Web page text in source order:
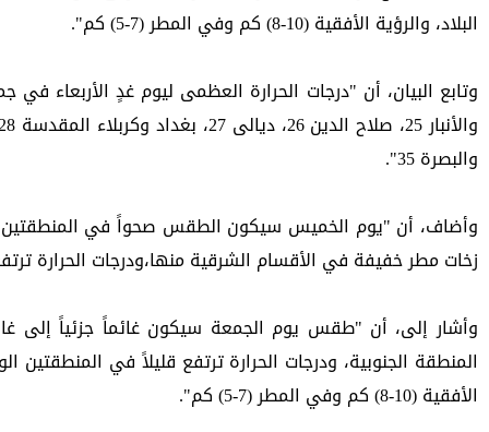
البلاد، والرؤية الأفقية (10-8) كم وفي المطر (7-5) كم".
والبصرة 35".
زخات مطر خفيفة في الأقسام الشرقية منها،ودرجات الحرارة ترتفع عن اليوم
الأفقية (10-8) كم وفي المطر (7-5) كم".